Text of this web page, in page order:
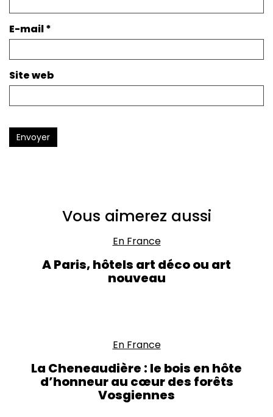
E-mail*
Site web
Envoyer
Vous aimerez aussi
En France
A Paris, hôtels art déco ou art
nouveau
En France
La Cheneaudière : le bois en hôte
d’honneur au cœur des forêts
Vosgiennes